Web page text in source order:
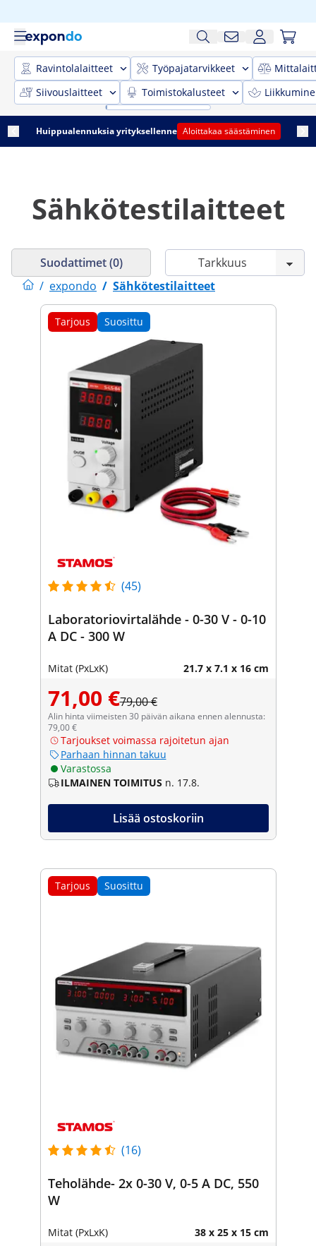
Ravintolalaitteet Työpajatarvikkeet
Siivouslaitteet
Toimistokalusteet
Huippualennuksia yrityksellenne Aloittakaa säästäminen
Sähkötestilaitteet
/ expondo / Sähkötestilaitteet
Suodattimet (0)
Tarjous Suosittu
(45)
Laboratoriovirtalähde - 0-30 V - 0-10
A DC - 300 W
Mitat (PxLxK) 21.7 x 7.1 x 16 cm
71,00 €79,00 €
Alin hinta viimeisten 30 päivän aikana ennen alennusta:
79,00 €
Tarjoukset voimassa rajoitetun ajan
Parhaan hinnan takuu
Varastossa
ILMAINEN TOIMITUS n. 17.8.
Lisää ostoskoriin
Tarjous Suosittu
(16)
Teholähde- 2x 0-30 V, 0-5 A DC, 550
W
Mitat (PxLxK) 38 x 25 x 15 cm